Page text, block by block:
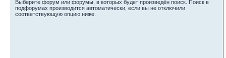
Выберите форум или форумы, в которых будет произведён поиск. Поиск в
подфорумах производится автоматически, если вы не отключили
соответствующую опцию ниже.